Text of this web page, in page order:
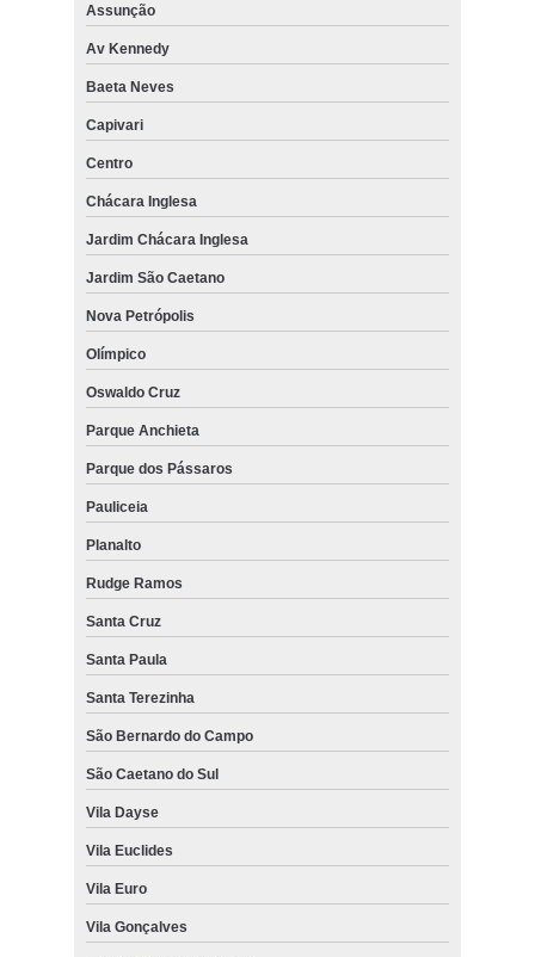
Assunção
Av Kennedy
Baeta Neves
Capivari
Centro
Chácara Inglesa
Jardim Chácara Inglesa
Jardim São Caetano
Nova Petrópolis
Olímpico
Oswaldo Cruz
Parque Anchieta
Parque dos Pássaros
Pauliceia
Planalto
Rudge Ramos
Santa Cruz
Santa Paula
Santa Terezinha
São Bernardo do Campo
São Caetano do Sul
Vila Dayse
Vila Euclides
Vila Euro
Vila Gonçalves